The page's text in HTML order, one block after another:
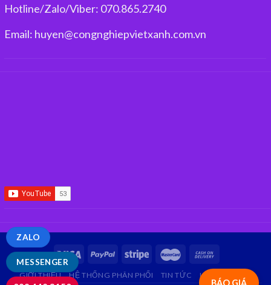
Hotline/Zalo/Viber: 070.865.2740
Email: huyen@congnghiepvietxanh.com.vn
BÁO GIÁ
GIỚI THIỆU HỆ THỐNG PHÂN PHỐI TIN TỨC LIÊN HỆ
MESSENGER
ZALO